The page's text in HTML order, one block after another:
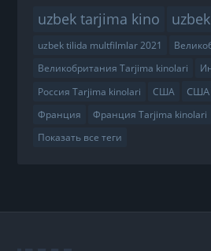
uzbek tarjima kino
uzbek tilida multfilmlar 2021
Великобритания Tarjima kinolari
Россия Tarjima kinolari
США США
Франция
Франция Tarjima kinolari
Показать все теги